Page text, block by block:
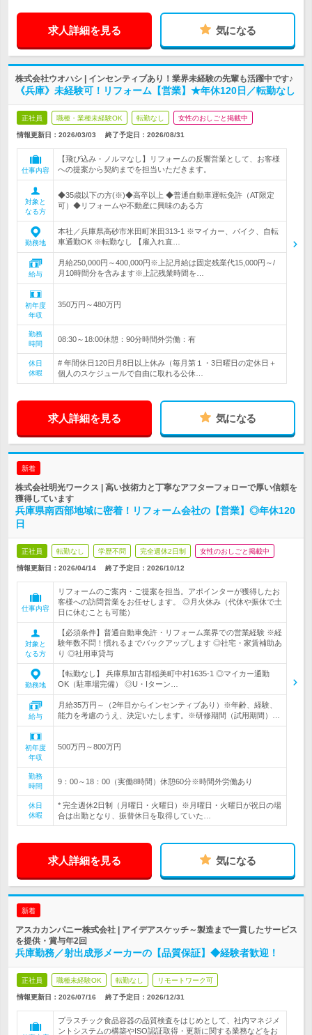
求人詳細を見る 気になる
株式会社ウオハシ | インセンティブあり！業界未経験の先輩も活躍中です♪
《兵庫》未経験可！リフォーム【営業】★年休120日／転勤なし
正社員 職種・業種未経験OK 転勤なし 女性のおしごと掲載中
情報更新日：2026/03/03 終了予定日： 2026/08/31
仕事内容
【飛び込み・ノルマなし】リフォームの反響営業として、お客様
への提案から契約までを担当いただきます。
対象と
なる方
◆35歳以下の方(※)◆高卒以上 ◆普通自動車運転免許（AT限定
可）◆リフォームや不動産に興味のある方
勤務地
本社／兵庫県高砂市米田町米田313-1 ※マイカー、バイク、自転
車通勤OK ※転勤なし 【雇入れ直…
給与
月給250,000円～400,000円※上記月給は固定残業代15,000円～/
月10時間分を含みます※上記残業時間を…
初年度
年収
350万円～480万円
勤務
時間
08:30～18:00休憩：90分時間外労働：有
休日
休暇
# 年間休日120日月8日以上休み（毎月第１・3日曜日の定休日＋
個人のスケジュールで自由に取れる公休…
求人詳細を見る 気になる
新着
株式会社明光ワークス | 高い技術力と丁寧なアフターフォローで厚い信頼を
獲得しています
兵庫県南西部地域に密着！リフォーム会社の【営業】◎年休120
日
正社員 転勤なし 学歴不問 完全週休2日制 女性のおしごと掲載中
情報更新日：2026/04/14 終了予定日： 2026/10/12
仕事内容
リフォームのご案内・ご提案を担当。アポインターが獲得したお
客様への訪問営業をお任せします。 ◎月火休み（代休や振休で土
日に休むことも可能）
対象と
なる方
【必須条件】普通自動車免許・リフォーム業界での営業経験 ※経
験年数不問！慣れるまでバックアップします ◎社宅・家賃補助あ
り ◎社用車貸与
勤務地
【転勤なし】 兵庫県加古郡稲美町中村1635-1 ◎マイカー通勤
OK（駐車場完備） ◎U・Iターン…
給与
月給35万円～（2年目からインセンティブあり）※年齢、経験、
能力を考慮のうえ、決定いたします。※研修期間（試用期間）…
初年度
年収
500万円～800万円
勤務
時間
9：00～18：00（実働8時間）休憩60分※時間外労働あり
休日
休暇
* 完全週休2日制（月曜日・火曜日）※月曜日・火曜日が祝日の場
合は出勤となり、振替休日を取得していた…
求人詳細を見る 気になる
新着
アスカカンパニー株式会社 | アイデアスケッチ～製造まで一貫したサービス
を提供・賞与年2回
兵庫勤務／射出成形メーカーの【品質保証】◆経験者歓迎！
正社員 職種未経験OK 転勤なし リモートワーク可
情報更新日：2026/07/16 終了予定日： 2026/12/31
プラスチック食品容器の品質検査をはじめとして、社内マネジメ
ントシステムの構築やISO認証取得・更新に関する業務などをお